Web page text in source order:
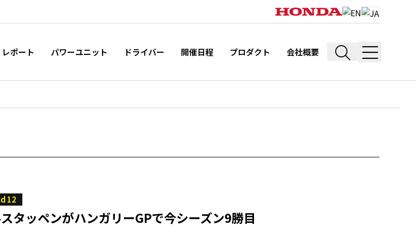
レポート パワーユニット ドライバー 開催日程 プロダクト 会社概要
12
タッペンがハンガリーGPで今シーズン9勝目